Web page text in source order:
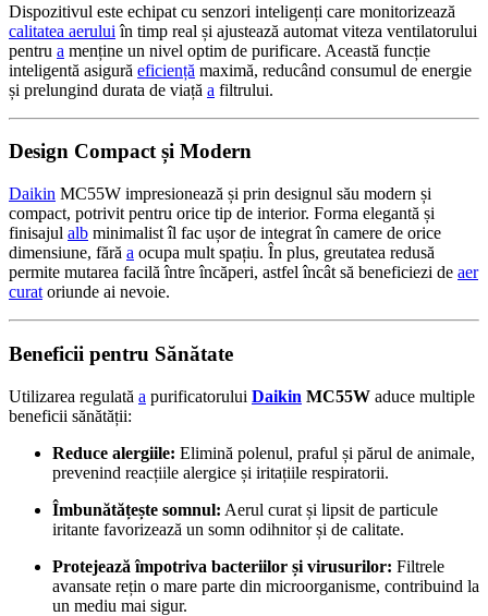
Dispozitivul este echipat cu senzori inteligenți care monitorizează
calitatea aerului în timp real și ajustează automat viteza ventilatorului
pentru a menține un nivel optim de purificare. Această funcție
inteligentă asigură eficiență maximă, reducând consumul de energie
și prelungind durata de viață a filtrului.
Design Compact și Modern
Daikin MC55W impresionează și prin designul său modern și
compact, potrivit pentru orice tip de interior. Forma elegantă și
finisajul alb minimalist îl fac ușor de integrat în camere de orice
dimensiune, fără a ocupa mult spațiu. În plus, greutatea redusă
permite mutarea facilă între încăperi, astfel încât să beneficiezi de aer
curat oriunde ai nevoie.
Beneficii pentru Sănătate
Utilizarea regulată a purificatorului Daikin MC55W aduce multiple
beneficii sănătății:
Reduce alergiile: Elimină polenul, praful și părul de animale,
prevenind reacțiile alergice și iritațiile respiratorii.
Îmbunătățește somnul: Aerul curat și lipsit de particule
iritante favorizează un somn odihnitor și de calitate.
Protejează împotriva bacteriilor și virusurilor: Filtrele
avansate rețin o mare parte din microorganisme, contribuind la
un mediu mai sigur.